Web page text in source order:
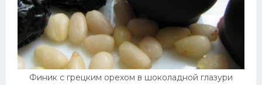
Финик с грецким орехом в шоколадной глазури